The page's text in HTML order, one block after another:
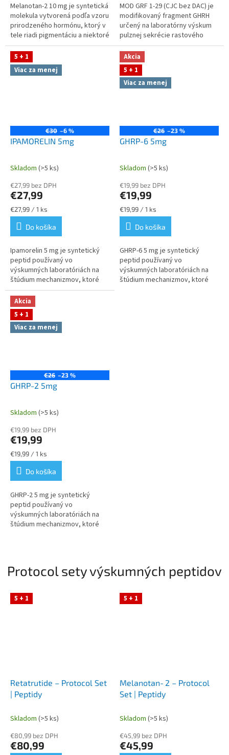
Melanotan‑2 10 mg je syntetická
molekula vytvorená podľa vzoru
prirodzeného hormónu, ktorý v
tele riadi pigmentáciu a niektoré
nervové reakcie. Vedci ho
používajú na skúmanie...
MOD GRF 1‑29 (CJC bez DAC) je
modifikovaný fragment GHRH
určený na laboratórny výskum
pulznej sekrécie rastového
hormónu a synergických GHRP
modelov. Produkt má
nezávisle...
5 + 1
Viac za menej
€30 –6 %
IPAMORELIN 5mg
Priemerné
produktu
je
4,5
z
hviezdičiek.
Skladom (>5 ks)
€27,99 bez DPH
€27,99
Jednotková
cena:
€27,99 / 1 ks
Do košíka
Ipamorelin 5 mg je syntetický
peptid používaný vo
výskumných laboratóriách na
štúdium mechanizmov, ktoré
ovplyvňujú uvoľňovanie
rastového hormónu, bunkovú
signalizáciu a...
Akcia
5 + 1
Viac za menej
€26 –23 %
GHRP-6 5mg
Priemerné
produktu
je
5,0
z
hviezdičiek.
Skladom (>5 ks)
€19,99 bez DPH
€19,99
Jednotková
cena:
€19,99 / 1 ks
Do košíka
GHRP‑6 5 mg je syntetický
peptid používaný vo
výskumných laboratóriách na
štúdium mechanizmov, ktoré
Akcia
5 + 1
Viac za menej
€26 –23 %
GHRP-2 5mg
Priemerné
produktu
je
5,0
z
hviezdičiek.
Skladom (>5 ks)
€19,99 bez DPH
€19,99
Jednotková
cena:
€19,99 / 1 ks
Do košíka
GHRP‑2 5 mg je syntetický
peptid používaný vo
výskumných laboratóriách na
štúdium mechanizmov, ktoré
Protocol sety výskumných peptidov
5 + 1
Retatrutide – Protocol Set
| Peptidy
Skladom (>5 ks)
€80,99 bez DPH
€80,99
5 + 1
Melanotan‑2 – Protocol
Set | Peptidy
Skladom (>5 ks)
€45,99 bez DPH
€45,99